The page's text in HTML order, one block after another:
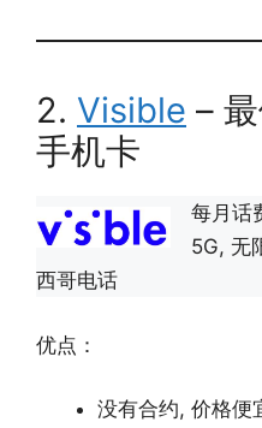
2. Visible –
手机卡
每月话
5G, 无
西哥电话
优点：
没有合约, 价格便